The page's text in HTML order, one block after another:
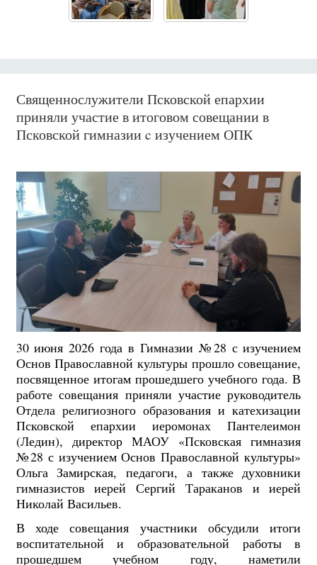
Священнослужители Псковской епархии
приняли участие в итоговом совещании в
Псковской гимназии c изучением ОПК
30 июня 2026 года в Гимназии №28 с изучением
Основ Православной культуры прошло совещание,
посвященное итогам прошедшего учебного года. В
работе совещания приняли участие руководитель
Отдела религиозного образования и катехизации
Псковской епархии иеромонах Пантелеимон
(Ледин), директор МАОУ «Псковская гимназия
№28 с изучением Основ Православной культуры»
Ольга Замирская, педагоги, а также духовники
гимназистов иерей Сергий Тараканов и иерей
Николай Васильев.
В ходе совещания участники обсудили итоги
воспитательной и образовательной работы в
прошедшем учебном году, наметили